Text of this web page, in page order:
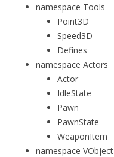
namespace Tools
Point3D
Speed3D
Defines
namespace Actors
Actor
IdleState
Pawn
PawnState
WeaponItem
namespace VObject